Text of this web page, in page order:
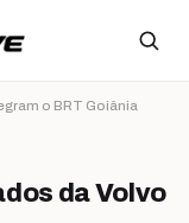
o BRT Goiânia
da Volvo